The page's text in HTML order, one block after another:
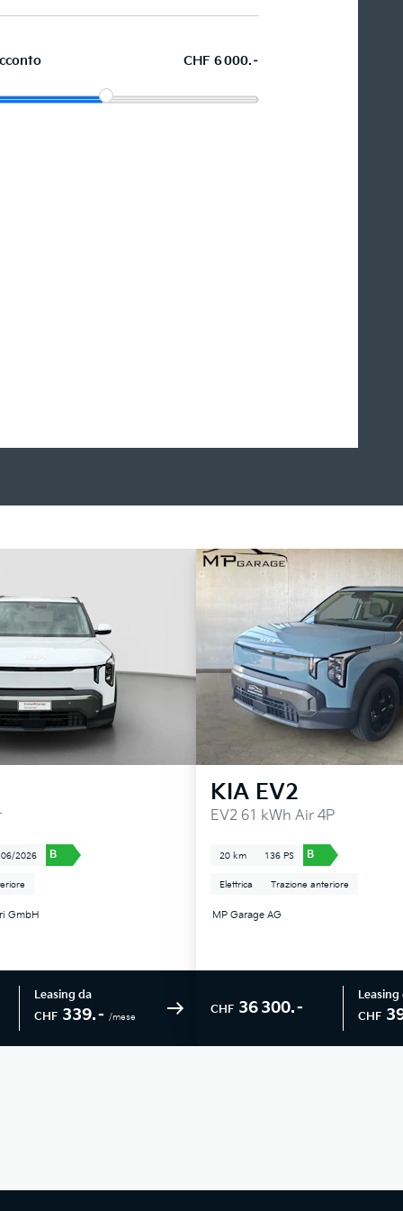
CHF 6 000.–
06/2026 B
GmbH
Leasing da
CHF 339.– /mese
KIA EV2
EV2 61 kWh Air 4P
20 km 136 PS B
Elettrica Trazione anteriore
MP Garage AG
CHF 36 300.–
Leasing
CHF